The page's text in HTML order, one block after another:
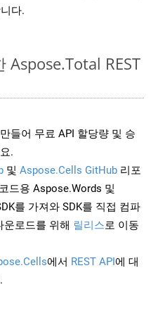
다.
Aspose.Total REST
들어 무료 API 할당량 및 승
.
및 Aspose.Cells GitHub 리포
드용 Aspose.Words 및
를 가져와 SDK를 직접 컴파
로드를 위해 릴리스로 이동
에서 REST API에 대